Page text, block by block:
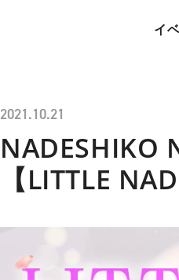
イ
2021.10.21
NADESHIKO
【LITTLE